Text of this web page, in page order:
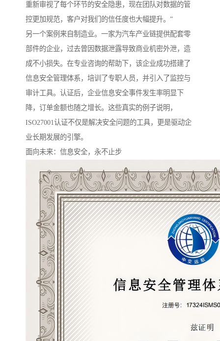
重新审视了每个环节的安全隐患，现在团队对数据的管
控更加规范，客户对我们的信任度也大幅提升。”
另一个案例来自制造业。一家为汽车产业链提供配套零
部件的企业，过去曾因数据泄露导致商业机密外泄，造
成不小损失。在专业咨询的帮助下，该企业成功搭建了
信息安全管理体系，培训了专职人员，并引入了监控与
审计工具。认证后，企业信息安全事件发生率明显下
降，订单金额也随之增长。这些真实的例子说明，
ISO27001认证不仅是解决安全问题的工具，更是驱动企
业长期发展的引擎。
面向未来：信息安全，永不止步